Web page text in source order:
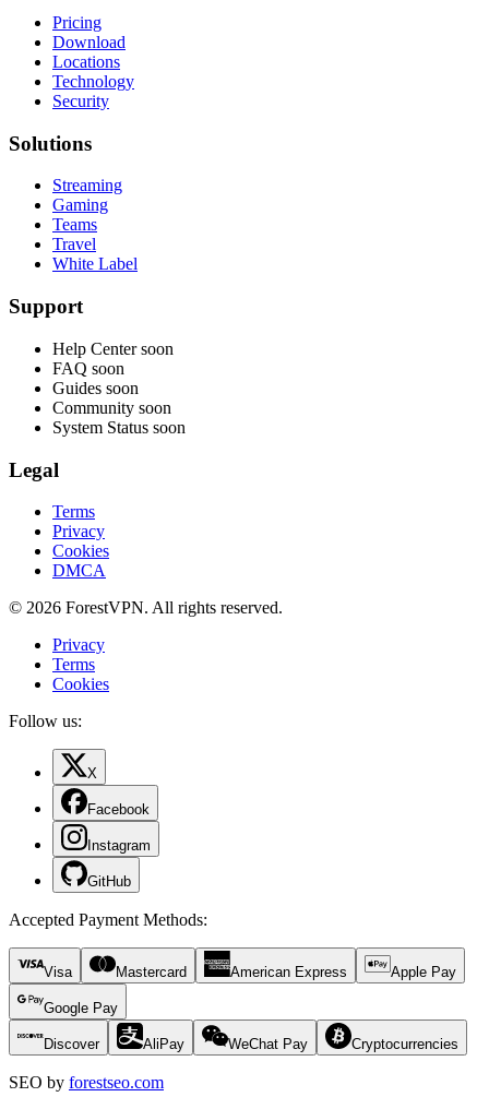
Pricing
Download
Locations
Technology
Security
Solutions
Streaming
Gaming
Teams
Travel
White Label
Support
Help Center soon
FAQ soon
Guides soon
Community soon
System Status soon
Legal
Terms
Privacy
Cookies
DMCA
© 2026 ForestVPN. All rights reserved.
Privacy
Terms
Cookies
Follow us:
X
Facebook
Instagram
GitHub
Accepted Payment Methods:
Visa Mastercard American Express Apple Pay
Google Pay
Discover AliPay WeChat Pay Cryptocurrencies
SEO by forestseo.com